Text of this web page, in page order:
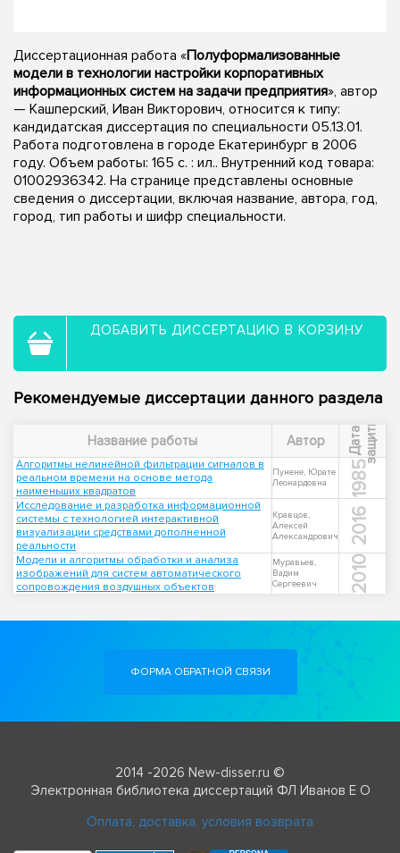
Диссертационная работа «Полуформализованные
модели в технологии настройки корпоративных
информационных систем на задачи предприятия», автор
— Кашперский, Иван Викторович, относится к типу:
кандидатская диссертация по специальности 05.13.01.
Работа подготовлена в городе Екатеринбург в 2006
году. Объем работы: 165 с. : ил.. Внутренний код товара:
01002936342. На странице представлены основные
сведения о диссертации, включая название, автора, год,
город, тип работы и шифр специальности.
ДОБАВИТЬ ДИССЕРТАЦИЮ В КОРЗИНУ
Рекомендуемые диссертации данного раздела
Название работы Автор Д
а
т
а
з
а
щ
и
т ы
Алгоритмы нелинейной фильтрации сигналов в
реальном времени на основе метода
наименьших квадратов
Пунене, Юрате
Леонардовна
1985
Исследование и разработка информационной
системы с технологией интерактивной
визуализации средствами дополненной
реальности
Кравцов,
Алексей
Александрович
2016
Модели и алгоритмы обработки и анализа
изображений для систем автоматического
сопровождения воздушных объектов
Муравьев,
Вадим
Сергеевич
2010
ФОРМА ОБРАТНОЙ СВЯЗИ
2014 -2026 New-disser.ru ©
Электронная библиотека диссертаций ФЛ Иванов Е О
Оплата, доставка, условия возврата